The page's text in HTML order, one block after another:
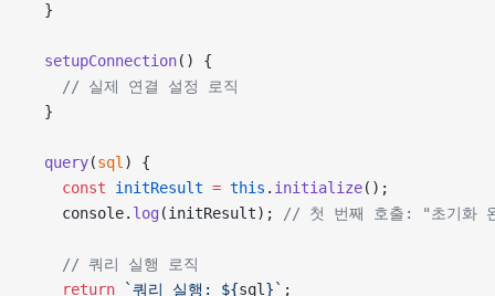
  }
  setupConnection
() {
    // 실제 연결 설정 로직
  }
  query
(sql ) {
    const
initResult = this . initialize();
    console.
log (initResult); // 첫 번째 호출: "초기화
    // 쿼리 실행 로직
    return
`쿼리 실행: ${sql }` ;